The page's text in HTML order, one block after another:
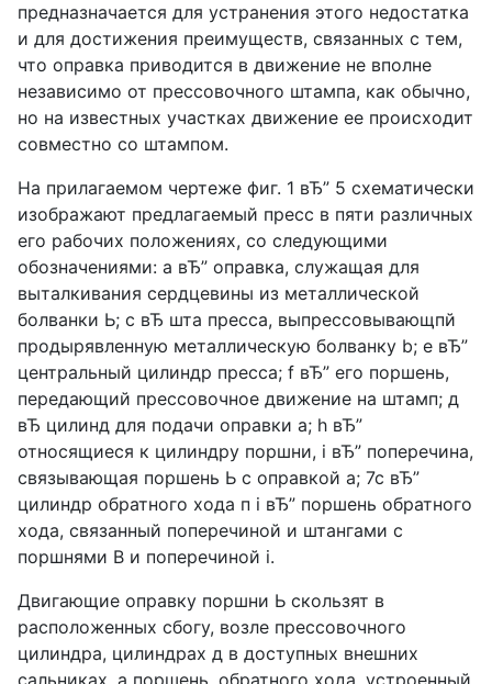
предназначается для устранения этого недостатка
и для достижения преимуществ, связанных с тем,
что оправка приводится в движение не вполне
независимо от прессовочного штампа, как обычно,
но на известных участках движение ее происходит
совместно со штампом.
На прилагаемом чертеже фиг. 1 вЂ” 5 схематически
изображают предлагаемый пресс в пяти различных
его рабочих положениях, со следующими
обозначениями: а вЂ” оправка, служащая для
выталкивания сердцевины из металлической
болванки Ь; с вЂ шта пресса, выпрессовывающпй
продырявленную металлическую болванку b; е вЂ”
центральный цилиндр пресса; f вЂ” его поршень,
передающий прессовочное движение на штамп; д
вЂ цилинд для подачи оправки а; h вЂ”
относящиеся к цилиндру поршни, i вЂ” поперечина,
связывающая поршень Ь с оправкой а; 7с вЂ”
цилиндр обратного хода п i вЂ” поршень обратного
хода, связанный поперечиной и штангами с
поршнями В и поперечиной i.
Двигающие оправку поршни Ь скользят в
расположенных сбогу, возле прессовочного
цилиндра, цилиндрах д в доступных внешних